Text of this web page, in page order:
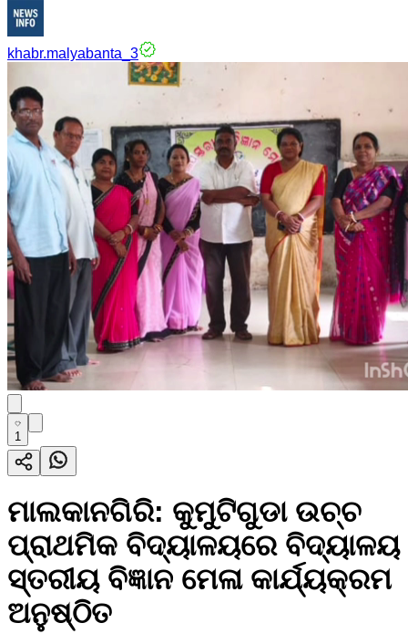
khabr.malyabanta_3
1
ମାଲକାନଗିରି: କୁମୁଟିଗୁଡା ଉଚ୍ଚ
ପ୍ରାଥମିକ ବିଦ୍ୟାଳୟରେ ବିଦ୍ୟାଳୟ
ସ୍ତରୀୟ ବିଜ୍ଞାନ ମେଳା କାର୍ଯ୍ୟକ୍ରମ
ଅନୁଷ୍ଠିତ